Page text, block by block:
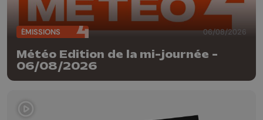
ÉMISSIONS 06/08/2026
Météo Edition de la mi-journée -
06/08/2026